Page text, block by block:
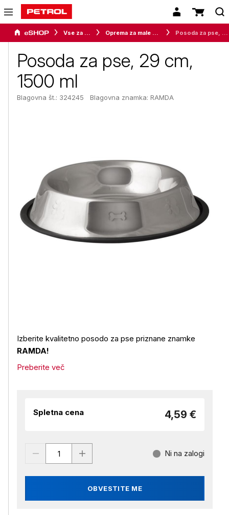
Vse za dom Oprema za male živali
Posoda za pse, 29 cm,
1500 ml
Blagovna št.: 324245 Blagovna znamka: RAMDA
Izberite kvalitetno posodo za pse priznane znamke
RAMDA!
Preberite več
Spletna cena 4,59 €
OBVESTITE ME
Ni na zalogi